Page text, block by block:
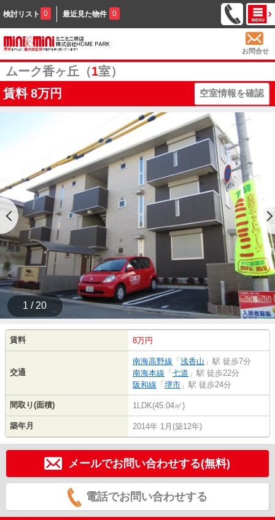
検討リスト 0 最近見た物件 0
お問合せ
ムーク香ヶ丘（1室）
賃料 8万円 空室情報を確認
1 / 20
賃料 8万円
交通
南海高野線 「 浅香山 」駅 徒歩7分
南海本線 「 七道 」駅 徒歩22分
阪和線 「 堺市 」駅 徒歩24分
間取り(面積) 1LDK(45.04㎡)
築年月 2014年 1月(築12年)
メールでお問い合わせする(無料)
電話でお問い合わせする